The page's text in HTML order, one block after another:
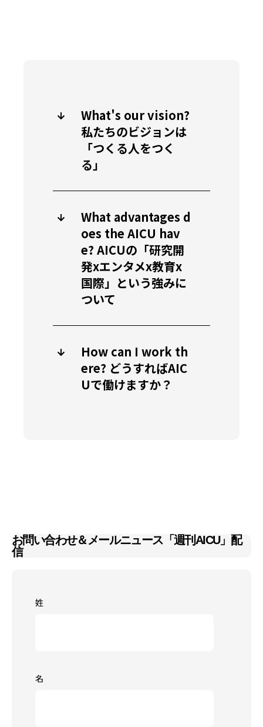
What's our vision?
私たちのビジョンは
「つくる人をつく
る」
What advantages d
oes the AICU hav
e? AICUの「研究開
発xエンタメx教育x
国際」という強みに
ついて
How can I work th
ere? どうすればAIC
Uで働けますか？
お問い合わせ＆メールニュース「週刊AICU」配
信
姓
名